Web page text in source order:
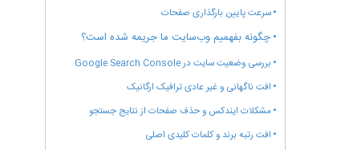
سرعت پایین بارگذاری صفحات
چگونه بفهمیم وب‌سایت ما جریمه شده است؟
بررسی وضعیت سایت در Google Search Console
افت ناگهانی و غیر عادی ترافیک ارگانیک
مشکلات ایندکس و حذف صفحات از نتایج جستجو
افت رتبه برند و کلمات کلیدی اصلی